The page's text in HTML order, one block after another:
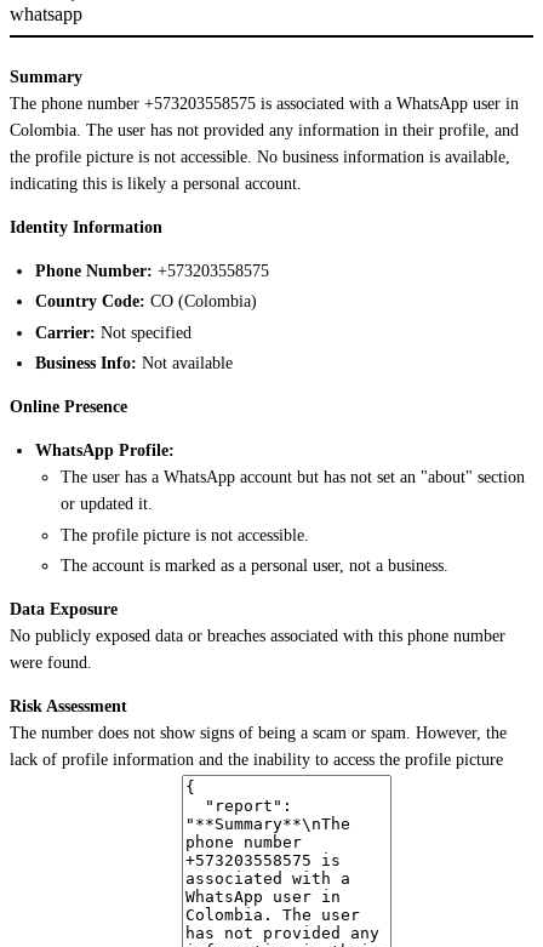
whatsapp
Summary
The phone number +573203558575 is associated with a WhatsApp user in
Colombia. The user has not provided any information in their profile, and
the profile picture is not accessible. No business information is available,
indicating this is likely a personal account.
Identity Information
Phone Number: +573203558575
Country Code: CO (Colombia)
Carrier: Not specified
Business Info: Not available
Online Presence
WhatsApp Profile:
The user has a WhatsApp account but has not set an "about" section
or updated it.
The profile picture is not accessible.
The account is marked as a personal user, not a business.
Data Exposure
No publicly exposed data or breaches associated with this phone number
were found.
Risk Assessment
The number does not show signs of being a scam or spam. However, the
lack of profile information and the inability to access the profile picture
may raise concerns about the legitimacy of the account. Further
investigation is recommended to verify the user's identity and intentions.
The user has not updated their WhatsApp profile with any information,
which is unusual for a personal account.